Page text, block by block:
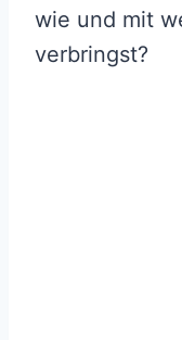
wie und mit
verbringst?